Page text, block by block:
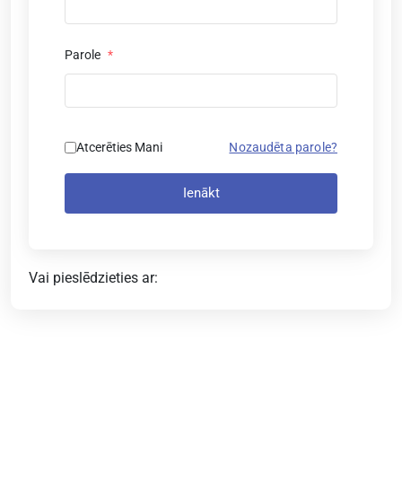
Parole *
Atcerēties Mani Nozaudēta parole?
Ienākt
Vai pieslēdzieties ar: